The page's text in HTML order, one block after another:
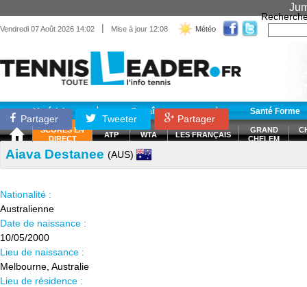
Vendredi 07 Août 2026 14:02 | Mise à jour 12:08 Météo
Matériel Entraînement Santé Forme
SCORES EN
DIRECT
ATP WTA LES FRANÇAIS
GRAND
CHELEM
Partager Tweeter Partager
Aiava Destanee (AUS)
Nationalité :
Australienne
Date de naissance :
10/05/2000
Lieu de naissance :
Melbourne, Australie
Lieu de résidence :